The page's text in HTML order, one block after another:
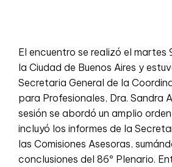
El encuentro se realizó el martes
la Ciudad de Buenos Aires y
Secretaria General de la
para Profesionales, Dra. Sandra
sesión se abordó un amplio
incluyó los informes de la
las Comisiones Asesoras,
conclusiones del 86º Plenario.